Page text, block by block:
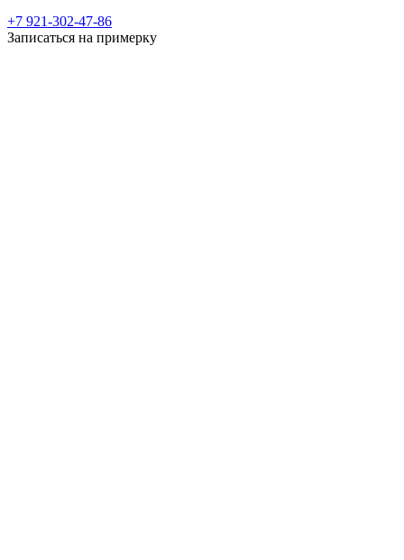
+7 921-302-47-86
Записаться на примерку